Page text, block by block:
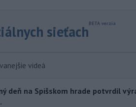
sieťach
videá
deň na Spišskom hrade potvrdil